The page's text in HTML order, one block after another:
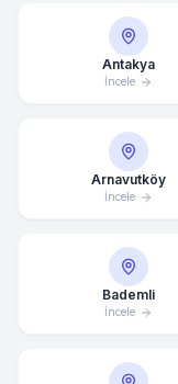
Antakya
İncele
Arnavutköy
İncele
Bademli
İncele